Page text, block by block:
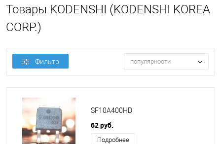
Товары KODENSHI (KODENSHI KOREA
CORP.)
Фильтр популярности
SF10A400HD
62 руб.
Подробнее